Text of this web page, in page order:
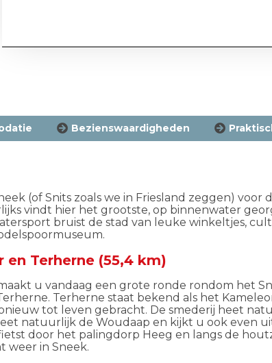
Bezienswaardigheden
(of Snits zoals we in Friesland zeggen) voor
vindt hier het grootste, op binnenwater
bruist de stad van leuke winkeltjes,
en Terherne (55,4 km)
u vandaag een grote ronde rondom het
. Terherne staat bekend als het
tot leven gebracht. De smederij heet
natuurlijk de Woudaap en kijkt u ook even
door het palingdorp Heeg en langs de
weer in Sneek.